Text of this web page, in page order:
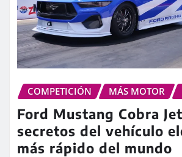
COMPETICIÓN MÁS MOTOR
Ford Mustang Cobra
secretos del vehículo
más rápido del mundo